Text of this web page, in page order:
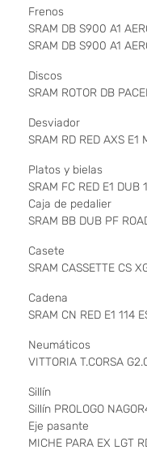
Frenos
SRAM DB S900 A1
SRAM DB S900 A1
Discos
SRAM ROTOR DB
Desviador
SRAM RD RED AXS E1
Platos y bielas
SRAM FC RED E1 DUB
Caja de pedalier
SRAM BB DUB PF
Casete
SRAM CASSETTE CS
Cadena
SRAM CN RED E1 114
Neumáticos
VITTORIA T.CORSA
Sillín
Sillín PROLOGO
Eje pasante
MICHE PARA EX LGT